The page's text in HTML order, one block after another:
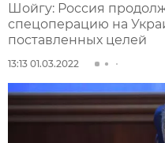
Шойгу: Россия
спецоперацию на
поставленных целей
13:13 01.03.2022